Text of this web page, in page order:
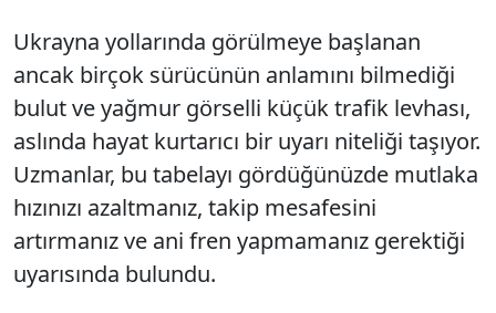
Ukrayna yollarında görülmeye başlanan
ancak birçok sürücünün anlamını bilmediği
bulut ve yağmur görselli küçük trafik levhası,
aslında hayat kurtarıcı bir uyarı niteliği taşıyor.
Uzmanlar, bu tabelayı gördüğünüzde mutlaka
hızınızı azaltmanız, takip mesafesini
artırmanız ve ani fren yapmamanız gerektiği
uyarısında bulundu.